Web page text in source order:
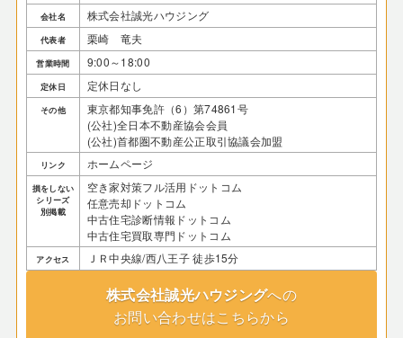
会社名 株式会社誠光ハウジング
代表者 栗崎 竜夫
営業時間 9:00～18:00
定休日 定休日なし
その他
東京都知事免許（6）第74861号
(公社)全日本不動産協会会員
(公社)首都圏不動産公正取引協議会加盟
リンク ホームページ
損をしない
シリーズ
別掲載
空き家対策フル活用ドットコム
任意売却ドットコム
中古住宅診断情報ドットコム
中古住宅買取専門ドットコム
アクセス ＪＲ中央線/西八王子 徒歩15分
株式会社誠光ハウジングへの
お問い合わせはこちらから